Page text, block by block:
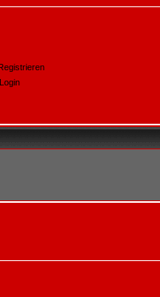
Login